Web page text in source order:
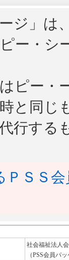
ジ」は
ー・シ
ピー・
と同じ
行する
ＰＳＳ
社会福祉法人
（PSS会員パ